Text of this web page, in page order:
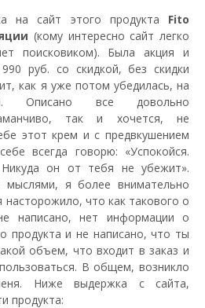
на сайт этого продукта Fito
(кому интересно сайт легко
поисковиком). Была акция и
руб. со скидкой, без скидки
как я уже потом убедилась, на
Описано все довольно
так и хочется, не
этот крем и с предвкушением
всегда говорю: «Успокойся.
он от тебя не убежит».
мыслями, я более внимательно
насторожило, что как такового о
написано, нет информации о
продукта и не написано, что ты
объем, что входит в заказ и
В общем, возникло
Ниже выдержка с сайта,
продукта: